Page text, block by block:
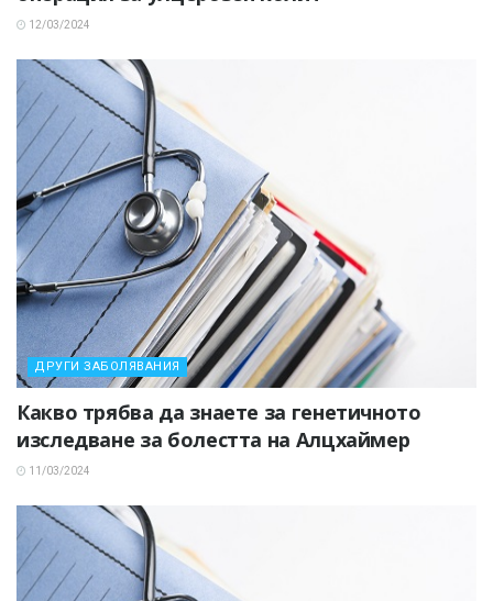
12/03/2024
ДРУГИ ЗАБОЛЯВАНИЯ
Какво трябва да знаете за генетичното
изследване за болестта на Алцхаймер
11/03/2024